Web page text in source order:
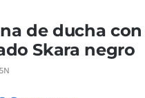
de ducha
Skara negro